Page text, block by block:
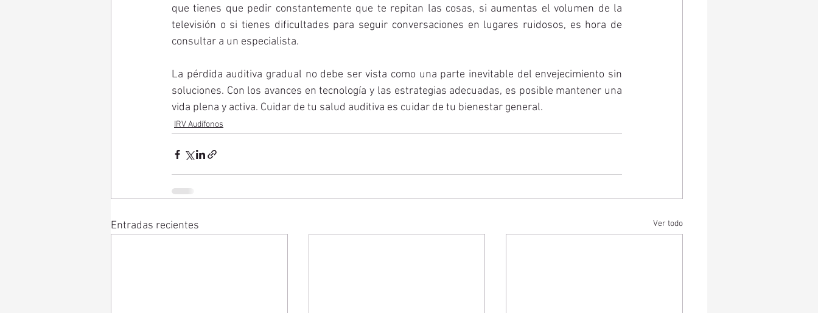
que tienes que pedir constantemente que te repitan las cosas, si aumentas el volumen de la
televisión o si tienes dificultades para seguir conversaciones en lugares ruidosos, es hora de
consultar a un especialista.
La pérdida auditiva gradual no debe ser vista como una parte inevitable del envejecimiento sin
soluciones. Con los avances en tecnología y las estrategias adecuadas, es posible mantener una
vida plena y activa. Cuidar de tu salud auditiva es cuidar de tu bienestar general.
IRV Audífonos
Entradas recientes Ver todo